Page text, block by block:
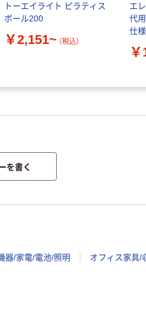
トーエイライト ピラティス
ボール200
￥2,151~ （税込）
エ
代
仕様
を書く
器/家電/電池/照明 オフィス家具/